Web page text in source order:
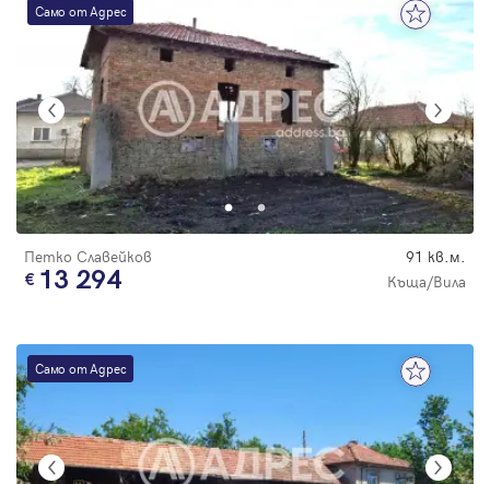
Само от Адрес
Петко Славейков 91 кв.м.
13 294 Къща/Вила
Само от Адрес